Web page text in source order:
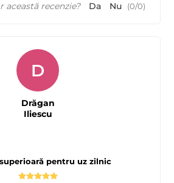
această recenzie? Da Nu (0/0)
pentru uz zilnic
D
Drăgan
Iliescu